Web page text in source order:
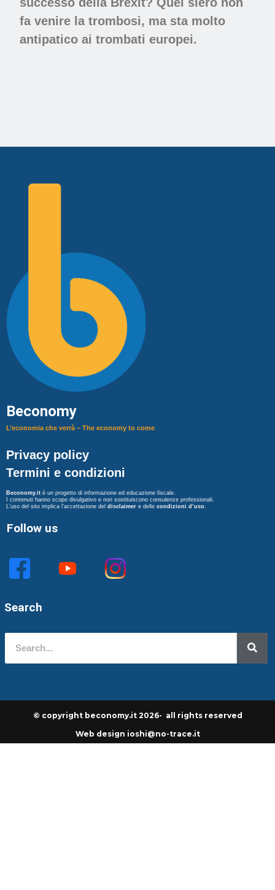
fa venire la trombosi, ma sta molto
antipatico ai trombati europei.
Beconomy
L’economia che verrà – The economy to come
Privacy policy
Termini e condizioni
Beconomy.it è un progetto di informazione ed educazione fiscale.
I contenuti hanno scopo divulgativo e non sostituiscono consulenze professionali.
L’uso del sito implica l’accettazione del disclaimer e delle condizioni d’uso
Follow us
Search
© copyright beconomy.it 2026- all rights reserved
Web design ioshi@no-trace.it